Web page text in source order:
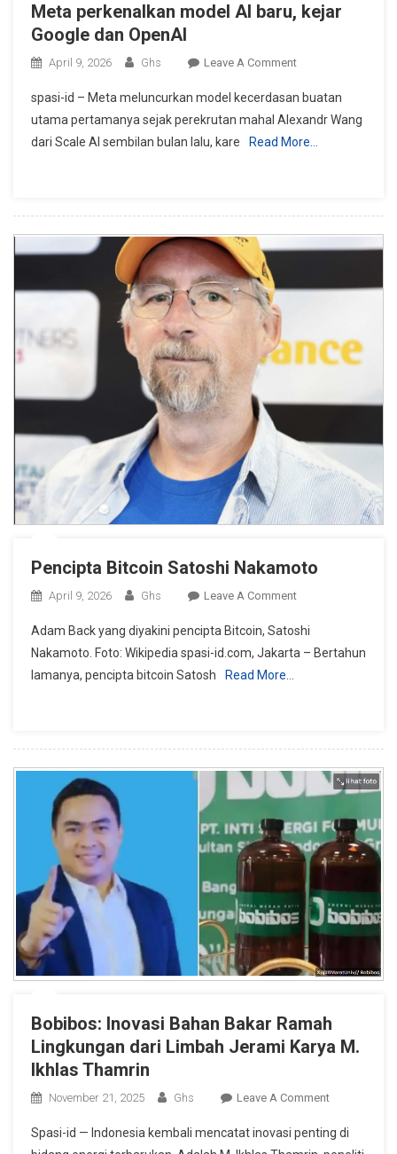
Meta perkenalkan model AI baru, kejar
Google dan OpenAI
April 9, 2026 Ghs Leave A CommentOn
Perkenalkan
Model
AI
OpenAI
spasi-id – Meta meluncurkan model kecerdasan buatan
utama pertamanya sejak perekrutan mahal Alexandr Wang
dari Scale AI sembilan bulan lalu, kare
Read More…
Pencipta Bitcoin Satoshi Nakamoto
April 9, 2026 Ghs Leave A CommentOn
Bitcoin
Satoshi
Adam Back yang diyakini pencipta Bitcoin, Satoshi
Nakamoto. Foto: Wikipedia spasi-id.com, Jakarta – Bertahun
lamanya, pencipta bitcoin Satosh
Read More…
Bobibos: Inovasi Bahan Bakar Ramah
Lingkungan dari Limbah Jerami Karya M.
Ikhlas Thamrin
November 21, 2025 Ghs Leave A CommentOn
Inovasi
Spasi-id — Indonesia kembali mencatat inovasi penting di